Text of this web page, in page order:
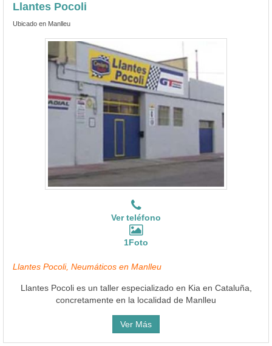
Llantes Pocoli
Ubicado en Manlleu
Ver teléfono
1Foto
Llantes Pocoli, Neumáticos en Manlleu
Llantes Pocoli es un taller especializado en Kia en Cataluña,
concretamente en la localidad de Manlleu
Ver Más